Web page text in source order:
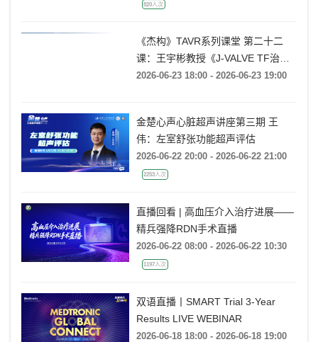
820人次
《杰构》TAVR系列课堂 第二十二
课：王宇彬教授《J-VALVE TF治疗
52mm超大窦部AR：入窦策略与释
2026-06-23 18:00 - 2026-06-23 19:00
金楚心声心脏超声讲座第三期 王
伟：左室舒张功能超声评估
2026-06-22 20:00 - 2026-06-22 21:00
2253人次
直播回看 | 高血压介入治疗进展——
精兵强降RDN手术直播
2026-06-22 08:00 - 2026-06-22 10:30
1197人次
双语直播丨SMART Trial 3-Year
Results LIVE WEBINAR
2026-06-18 18:00 - 2026-06-18 19:00